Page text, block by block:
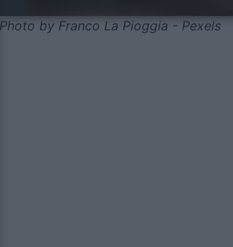
Photo by Franco La Pioggia - Pexels